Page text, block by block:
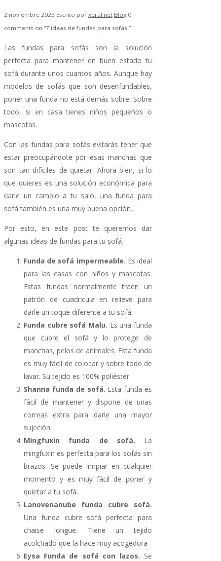
2 noviembre 2023 Escrito por xeral.net Blog 0
comments on “7 ideas de fundas para sofás.”
Las fundas para sofás son la solución
perfecta para mantener en buen estado tu
sofá durante unos cuantos años. Aunque hay
modelos de sofás que son desenfundables,
poner una funda no está demás sobre. Sobre
todo, si en casa tienes niños pequeños o
mascotas.
Con las fundas para sofás evitarás tener que
estar preocupándote por esas manchas que
son tan difíciles de quietar. Ahora bien, si lo
que quieres es una solución económica para
darle un cambio a tu salo, una funda para
sofá también es una muy buena opción.
Por esto, en este post te queremos dar
algunas ideas de fundas para tu sofá.
Funda de sofá impermeable. Es ideal
para las casas con niños y mascotas.
Estas fundas normalmente traen un
patrón de cuadricula en relieve para
darle un toque diferente a tu sofá.
Funda cubre sofá Malu. Es una funda
que cubre el sofá y lo protege de
manchas, pelos de animales. Esta funda
es muy fácil de colocar y sobre todo de
lavar. Su tejido es 100% poliéster.
Shanna funda de sofá. Esta funda es
fácil de mantener y dispone de unas
correas extra para darle una mayor
sujeción.
Mingfuxin funda de sofá. La
mingfuxin es perfecta para los sofás sin
brazos. Se puede limpiar en cualquier
momento y es muy fácil de poner y
quietar a tu sofá.
Lanovenanube funda cubre sofá.
Una funda cubre sofá perfecta para
chaise longue. Tiene un tejido
acolchado que la hace muy acogedora
Eysa Funda de sofá con lazos. Se